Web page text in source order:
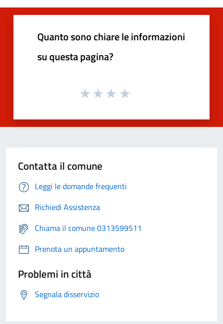
Quanto sono chiare le informazioni
su questa pagina?
Contatta il comune
Leggi le domande frequenti
Richiedi Assistenza
Chiama il comune 0313599511
Prenota un appuntamento
Problemi in città
Segnala disservizio